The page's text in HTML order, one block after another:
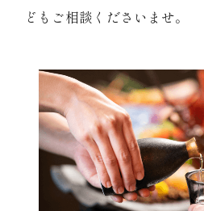
(ごちそう重/誕生日重/
(生おせち/おせち冷凍)
鉄板焼 ひかり
製薬会社・MR
企業情報
どもご相談くださいませ。